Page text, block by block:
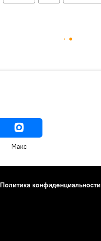
Макс
Политика конфиденциальности